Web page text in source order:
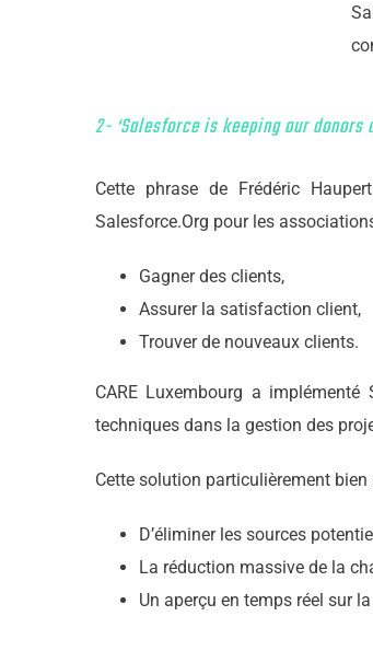
2- ‘Salesforce is keeping our donors
Cette phrase de Frédéric
Salesforce.Org pour les
Gagner des clients,
Assurer la satisfaction client,
Trouver de nouveaux clients.
CARE Luxembourg a
techniques dans la gestion des
Cette solution particulièrement
D’éliminer les sources
La réduction massive de la
Un aperçu en temps réel sur